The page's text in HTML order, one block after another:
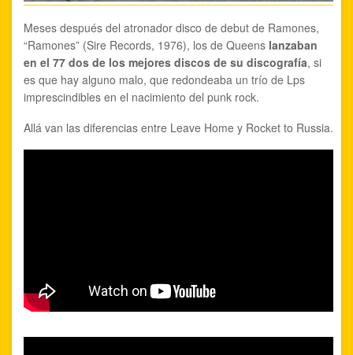
Meses después del atronador disco de debut de Ramones,
“Ramones” (Sire Records, 1976), los de Queens lanzaban
en el 77 dos de los mejores discos de su discografía, si
es que hay alguno malo, que redondeaba un trío de Lps
imprescindibles en el nacimiento del punk rock.
Allá van las diferencias entre Leave Home y Rocket to Russia.